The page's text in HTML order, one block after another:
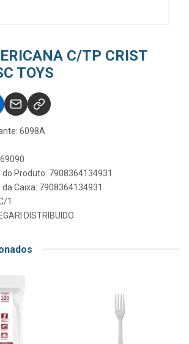
C/TP CRIST
TOYS
6098A
Produto: 7908364134931
Caixa: 7908364134931
1
DISTRIBUIDO